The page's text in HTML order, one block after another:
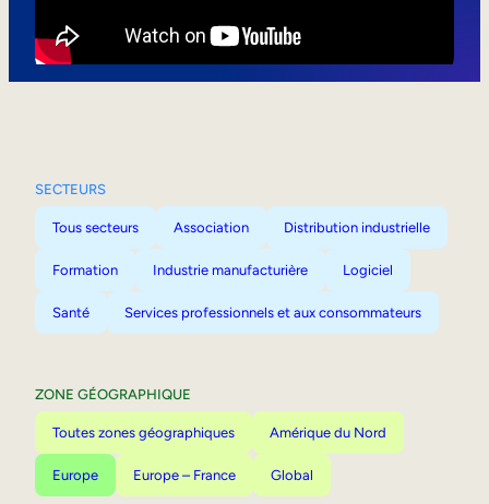
SECTEURS
Tous secteurs Association Distribution industrielle
Formation Industrie manufacturière Logiciel
Santé Services professionnels et aux consommateurs
ZONE GÉOGRAPHIQUE
Toutes zones géographiques Amérique du Nord
Europe Europe – France Global